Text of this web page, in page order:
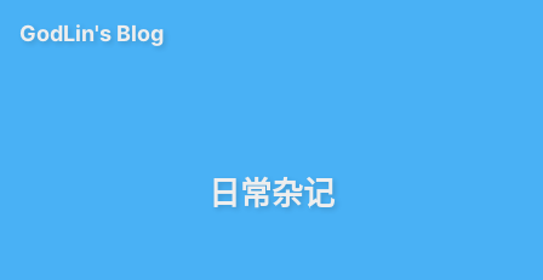
GodLin's Blog
日常杂记